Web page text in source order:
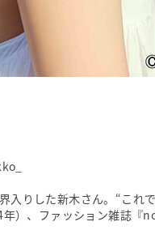
入りした新木さん。“これ
）、ファッション雑誌『